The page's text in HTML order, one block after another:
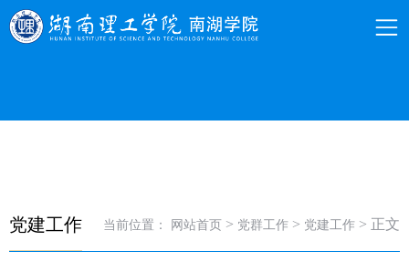
党建工作 当前位置： 网站首页 > 党群工作 > 党建工作 > 正文